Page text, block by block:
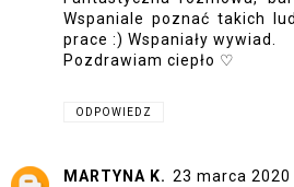
Wspaniale poznać takich
prace :) Wspaniały wywiad.
Pozdrawiam ciepło ♡
ODPOWIEDZ
MARTYNA K. 23 marca 2020